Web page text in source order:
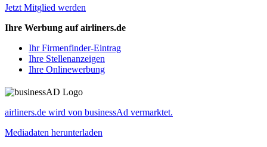
Jetzt Mitglied werden
Ihre Werbung auf airliners.de
Ihr Firmenfinder-Eintrag
Ihre Stellenanzeigen
Ihre Onlinewerbung
airliners.de wird von businessAd vermarktet.
Mediadaten herunterladen